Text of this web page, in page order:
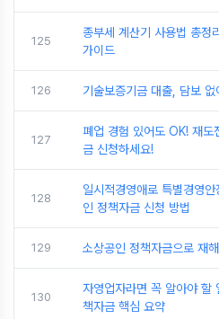
125
종부세 계산기 사용법 총
가이드
126 기술보증기금 대출, 담보
127
폐업 경험 있어도 OK! 재도
금 신청하세요!
128
일시적경영애로 특별경영
인 정책자금 신청 방법
129 소상공인 정책자금으로 재
130
자영업자라면 꼭 알아야 할
책자금 핵심 요약